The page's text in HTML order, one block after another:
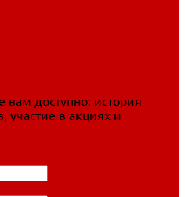
вам доступно: история
участие в акциях и